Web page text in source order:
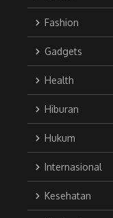
Fashion
Gadgets
Health
Hiburan
Hukum
Internasional
Kesehatan